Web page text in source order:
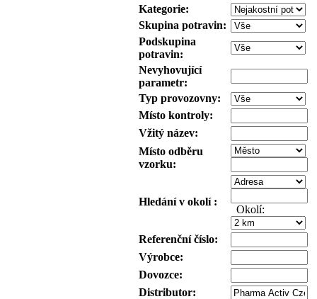
Kategorie:
Skupina potravin:
Podskupina
potravin:
Nevyhovující
parametr:
Typ provozovny:
Místo kontroly:
Vžitý název:
Místo odběru
vzorku:
Hledání v okolí :
Okolí:
Referenční číslo:
Výrobce:
Dovozce:
Distributor: